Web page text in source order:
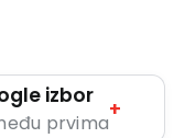
izbor
prvima
+